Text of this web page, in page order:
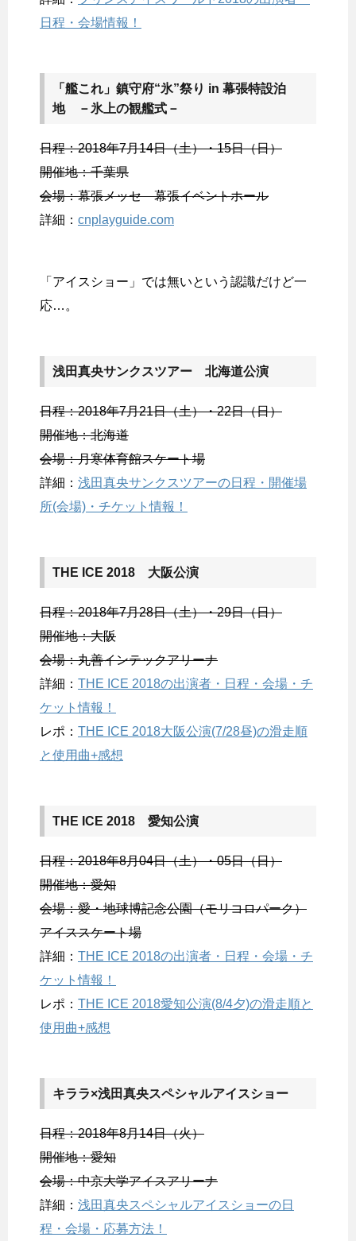
日程・会場情報！
「艦これ」鎮守府“氷”祭り in 幕張特設泊
地 －氷上の観艦式－
日程：2018年7月14日（土）・15日（日）
開催地：千葉県
会場：幕張メッセ 幕張イベントホール
詳細： cnplayguide.com
「アイスショー」では無いという認識だけど一
応…。
浅田真央サンクスツアー 北海道公演
日程：2018年7月21日（土）・22日（日）
開催地：北海道
会場：月寒体育館スケート場
詳細： 浅田真央サンクスツアーの日程・開催場
所(会場)・チケット情報！
THE ICE 2018 大阪公演
日程：2018年7月28日（土）・29日（日）
開催地：大阪
会場：丸善インテックアリーナ
詳細： THE ICE 2018の出演者・日程・会場・チ
ケット情報！
レポ： THE ICE 2018大阪公演(7/28昼)の滑走順
と使用曲+感想
THE ICE 2018 愛知公演
日程：2018年8月04日（土）・05日（日）
開催地：愛知
会場：愛・地球博記念公園（モリコロパーク）
アイススケート場
詳細： THE ICE 2018の出演者・日程・会場・チ
ケット情報！
レポ： THE ICE 2018愛知公演(8/4夕)の滑走順と
使用曲+感想
キララ×浅田真央スペシャルアイスショー
日程：2018年8月14日（火）
開催地：愛知
会場：中京大学アイスアリーナ
詳細： 浅田真央スペシャルアイスショーの日
程・会場・応募方法！